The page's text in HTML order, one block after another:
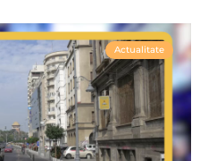
Actualitate